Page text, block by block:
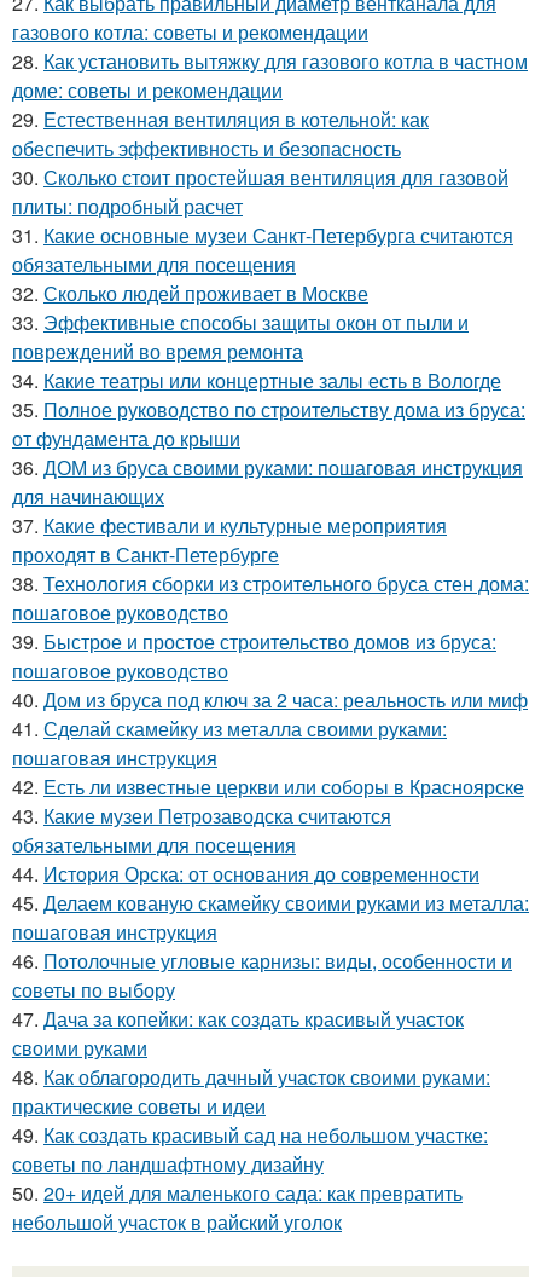
газового котла: советы и рекомендации
28. Как установить вытяжку для газового котла в частном
доме: советы и рекомендации
29. Естественная вентиляция в котельной: как
обеспечить эффективность и безопасность
30. Сколько стоит простейшая вентиляция для газовой
плиты: подробный расчет
31. Какие основные музеи Санкт-Петербурга считаются
обязательными для посещения
32. Сколько людей проживает в Москве
33. Эффективные способы защиты окон от пыли и
повреждений во время ремонта
34. Какие театры или концертные залы есть в Вологде
35. Полное руководство по строительству дома из бруса:
от фундамента до крыши
36. ДОМ из бруса своими руками: пошаговая инструкция
для начинающих
37. Какие фестивали и культурные мероприятия
проходят в Санкт-Петербурге
38. Технология сборки из строительного бруса стен дома:
пошаговое руководство
39. Быстрое и простое строительство домов из бруса:
пошаговое руководство
40. Дом из бруса под ключ за 2 часа: реальность или миф
41. Сделай скамейку из металла своими руками:
пошаговая инструкция
42. Есть ли известные церкви или соборы в Красноярске
43. Какие музеи Петрозаводска считаются
обязательными для посещения
44. История Орска: от основания до современности
45. Делаем кованую скамейку своими руками из металла:
пошаговая инструкция
46. Потолочные угловые карнизы: виды, особенности и
советы по выбору
47. Дача за копейки: как создать красивый участок
своими руками
48. Как облагородить дачный участок своими руками:
практические советы и идеи
49. Как создать красивый сад на небольшом участке:
советы по ландшафтному дизайну
50. 20+ идей для маленького сада: как превратить
небольшой участок в райский уголок